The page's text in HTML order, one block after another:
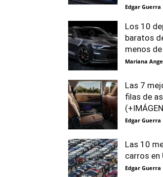
Edgar Guerra
Los 10
baratos
menos
Mariana
Las 7
filas de
Edgar Guerra
Las 10
carros en
Edgar Guerra